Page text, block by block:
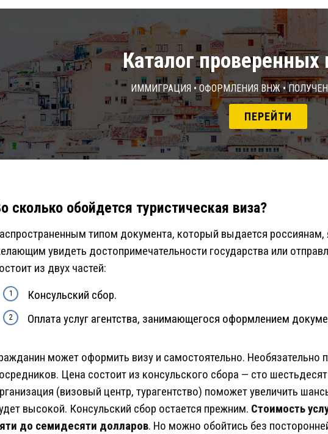
Каталог
Иммиграция • Оформления ВНЖ •
ПЕРЕЙТИ
сколько обойдется туристическая виза?
типом документа, который выдается россиянам,
увидеть достопримечательности государства или
из двух частей:
Консульский сбор.
Оплата услуг агентства, занимающегося оформлением
может оформить визу и самостоятельно. Необязательно
Цена состоит из консульского сбора — сто
(визовый центр, турагентство) поможет увеличить
высокой. Консульский сбор остается прежним. Стоимость
до семидесяти долларов. Но можно обойтись без